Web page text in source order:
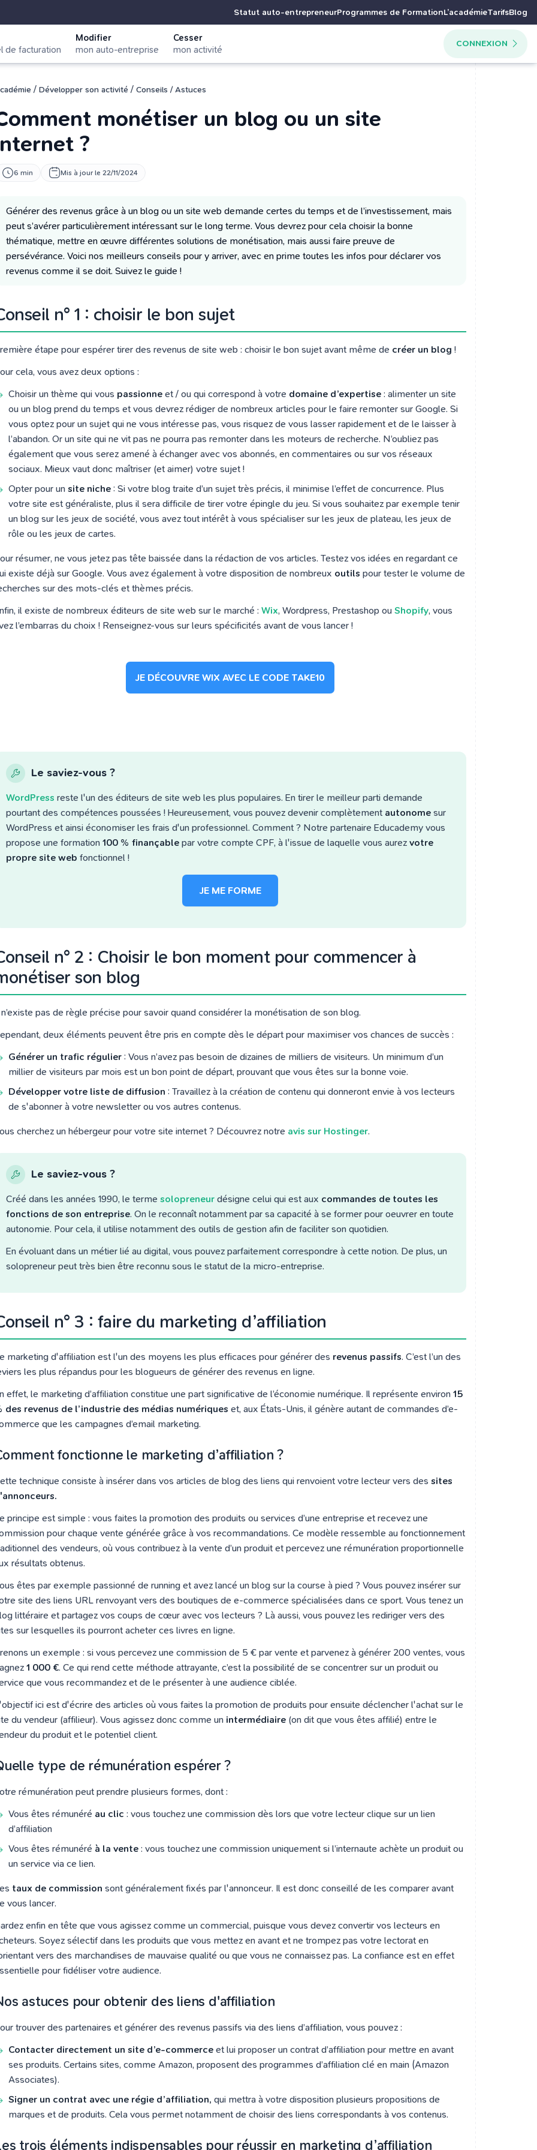
Statut auto-entrepreneurProgrammes de FormationL’académieTarifsBlog
de facturation
Modifier
mon auto-entreprise
Cesser
mon activité
CONNEXION
/ Développer son activité / Conseils / Astuces
monétiser un blog ou un site
?
6 min Mis à jour le 22/11/2024
Générer des revenus grâce à un blog ou un site web demande certes du temps et de l’investissement, mais
peut s’avérer particulièrement intéressant sur le long terme. Vous devrez pour cela choisir la bonne
thématique, mettre en œuvre différentes solutions de monétisation, mais aussi faire preuve de
persévérance. Voici nos meilleurs conseils pour y arriver, avec en prime toutes les infos pour déclarer vos
revenus comme il se doit. Suivez le guide !
n° 1 : choisir le bon sujet
étape pour espérer tirer des revenus de site web : choisir le bon sujet avant même de créer un blog !
cela, vous avez deux options :
Choisir un thème qui vous passionne et / ou qui correspond à votre domaine d’expertise : alimenter un site
ou un blog prend du temps et vous devrez rédiger de nombreux articles pour le faire remonter sur Google. Si
vous optez pour un sujet qui ne vous intéresse pas, vous risquez de vous lasser rapidement et de le laisser à
l’abandon. Or un site qui ne vit pas ne pourra pas remonter dans les moteurs de recherche. N’oubliez pas
également que vous serez amené à échanger avec vos abonnés, en commentaires ou sur vos réseaux
sociaux. Mieux vaut donc maîtriser (et aimer) votre sujet !
Opter pour un site niche : Si votre blog traite d’un sujet très précis, il minimise l’effet de concurrence. Plus
votre site est généraliste, plus il sera difficile de tirer votre épingle du jeu. Si vous souhaitez par exemple tenir
un blog sur les jeux de société, vous avez tout intérêt à vous spécialiser sur les jeux de plateau, les jeux de
rôle ou les jeux de cartes.
résumer, ne vous jetez pas tête baissée dans la rédaction de vos articles. Testez vos idées en regardant ce
existe déjà sur Google. Vous avez également à votre disposition de nombreux outils pour tester le volume de
sur des mots-clés et thèmes précis.
il existe de nombreux éditeurs de site web sur le marché : Wix, Wordpress, Prestashop ou Shopify, vous
l’embarras du choix ! Renseignez-vous sur leurs spécificités avant de vous lancer !
JE DÉCOUVRE WIX AVEC LE CODE TAKE10
Le saviez-vous ?
WordPress reste l'un des éditeurs de site web les plus populaires. En tirer le meilleur parti demande
pourtant des compétences poussées ! Heureusement, vous pouvez devenir complètement autonome sur
WordPress et ainsi économiser les frais d'un professionnel. Comment ? Notre partenaire Educademy vous
propose une formation 100 % finançable par votre compte CPF, à l'issue de laquelle vous aurez votre
propre site web fonctionnel !
JE ME FORME
n° 2 : Choisir le bon moment pour commencer à
son blog
pas de règle précise pour savoir quand considérer la monétisation de son blog.
deux éléments peuvent être pris en compte dès le départ pour maximiser vos chances de succès :
Générer un trafic régulier : Vous n’avez pas besoin de dizaines de milliers de visiteurs. Un minimum d’un
millier de visiteurs par mois est un bon point de départ, prouvant que vous êtes sur la bonne voie.
Développer votre liste de diffusion : Travaillez à la création de contenu qui donneront envie à vos lecteurs
de s'abonner à votre newsletter ou vos autres contenus.
cherchez un hébergeur pour votre site internet ? Découvrez notre avis sur Hostinger.
Le saviez-vous ?
Créé dans les années 1990, le terme solopreneur désigne celui qui est aux commandes de toutes les
fonctions de son entreprise. On le reconnaît notamment par sa capacité à se former pour oeuvrer en toute
autonomie. Pour cela, il utilise notamment des outils de gestion afin de faciliter son quotidien.
En évoluant dans un métier lié au digital, vous pouvez parfaitement correspondre à cette notion. De plus, un
solopreneur peut très bien être reconnu sous le statut de la micro-entreprise.
n° 3 : faire du marketing d’affiliation
marketing d'affiliation est l'un des moyens les plus efficaces pour générer des revenus passifs. C’est l’un des
les plus répandus pour les blogueurs de générer des revenus en ligne.
effet, le marketing d’affiliation constitue une part significative de l’économie numérique. Il représente environ 15
des revenus de l’industrie des médias numériques et, aux États-Unis, il génère autant de commandes d’e-
que les campagnes d’email marketing.
fonctionne le marketing d’affiliation ?
technique consiste à insérer dans vos articles de blog des liens qui renvoient votre lecteur vers des sites
principe est simple : vous faites la promotion des produits ou services d’une entreprise et recevez une
pour chaque vente générée grâce à vos recommandations. Ce modèle ressemble au fonctionnement
des vendeurs, où vous contribuez à la vente d’un produit et percevez une rémunération proportionnelle
résultats obtenus.
êtes par exemple passionné de running et avez lancé un blog sur la course à pied ? Vous pouvez insérer sur
site des liens URL renvoyant vers des boutiques de e-commerce spécialisées dans ce sport. Vous tenez un
littéraire et partagez vos coups de cœur avec vos lecteurs ? Là aussi, vous pouvez les rediriger vers des
sur lesquelles ils pourront acheter ces livres en ligne.
un exemple : si vous percevez une commission de 5 € par vente et parvenez à générer 200 ventes, vous
1 000 €. Ce qui rend cette méthode attrayante, c’est la possibilité de se concentrer sur un produit ou
que vous recommandez et de le présenter à une audience ciblée.
ici est d'écrire des articles où vous faites la promotion de produits pour ensuite déclencher l'achat sur le
du vendeur (affilieur). Vous agissez donc comme un intermédiaire (on dit que vous êtes affilié) entre le
du produit et le potentiel client.
type de rémunération espérer ?
rémunération peut prendre plusieurs formes, dont :
Vous êtes rémunéré au clic : vous touchez une commission dès lors que votre lecteur clique sur un lien
d’affiliation
Vous êtes rémunéré à la vente : vous touchez une commission uniquement si l’internaute achète un produit ou
un service via ce lien.
taux de commission sont généralement fixés par l'annonceur. Il est donc conseillé de les comparer avant
vous lancer.
enfin en tête que vous agissez comme un commercial, puisque vous devez convertir vos lecteurs en
Soyez sélectif dans les produits que vous mettez en avant et ne trompez pas votre lectorat en
vers des marchandises de mauvaise qualité ou que vous ne connaissez pas. La confiance est en effet
pour fidéliser votre audience.
astuces pour obtenir des liens d'affiliation
trouver des partenaires et générer des revenus passifs via des liens d’affiliation, vous pouvez :
Contacter directement un site d’e-commerce et lui proposer un contrat d’affiliation pour mettre en avant
ses produits. Certains sites, comme Amazon, proposent des programmes d’affiliation clé en main (Amazon
Associates).
Signer un contrat avec une régie d’affiliation, qui mettra à votre disposition plusieurs propositions de
marques et de produits. Cela vous permet notamment de choisir des liens correspondants à vos contenus.
trois éléments indispensables pour réussir en marketing d’affiliation